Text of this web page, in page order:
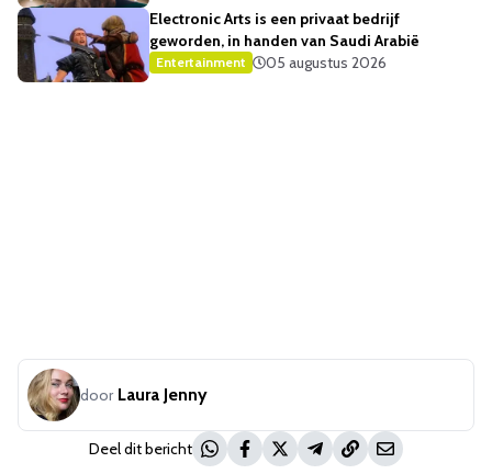
Electronic Arts is een privaat bedrijf
geworden, in handen van Saudi Arabië
Entertainment 05 augustus 2026
door Laura Jenny
Deel dit bericht